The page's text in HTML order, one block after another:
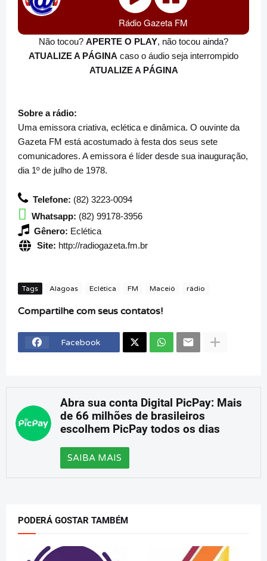
Rádio Gazeta FM
Não tocou? APERTE O PLAY, não tocou ainda?
ATUALIZE A PÁGINA caso o áudio seja interrompido
ATUALIZE A PÁGINA
Sobre a rádio:
Uma emissora criativa, eclética e dinâmica. O ouvinte da
Gazeta FM está acostumado à festa dos seus sete
comunicadores. A emissora é líder desde sua inauguração,
dia 1º de julho de 1978.
Telefone: (82) 3223-0094
Whatsapp: (82) 99178-3956
Gênero: Eclética
Site: http://radiogazeta.fm.br
Tags Alagoas Eclética FM Maceió rádio
Compartilhe com seus contatos!
Facebook
Abra sua conta Digital PicPay: Mais
de 66 milhões de brasileiros
escolhem PicPay todos os dias
SAIBA MAIS
PODERÁ GOSTAR TAMBÉM